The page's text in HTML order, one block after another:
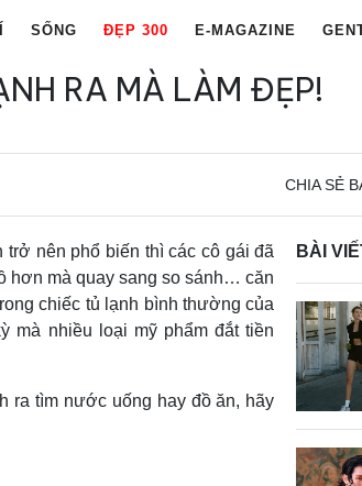
SỐNG ĐẸP 300 E-MAGAZINE
RA MÀ LÀM ĐẸP!
CHIA SẺ
nên phổ biến thì các cô gái đã
hơn mà quay sang so sánh… căn
chiếc tủ lạnh bình thường của
mà nhiều loại mỹ phẩm đắt tiền
ra tìm nước uống hay đồ ăn, hãy
BÀI